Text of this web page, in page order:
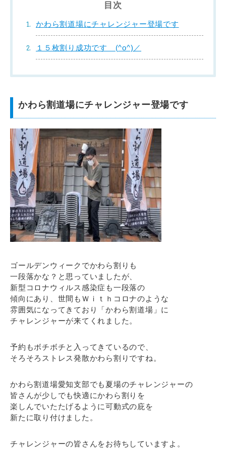
目次
かわら割道場にチャレンジャー登場です
１５枚割り成功です (^o^)／
かわら割道場にチャレンジャー登場です
ゴールデンウィークでかわら割りも
一段落かな？と思っていましたが、
新型コロナウィルス感染症も一段落の
傾向にあり、世間もＷｉｔｈコロナのような
雰囲気になってきており「かわら割道場」に
チャレンジャーが来てくれました。
予約もボチボチと入ってきているので、
そろそろストレス発散かわら割りですね。
かわら割道場愛知支部でも夏場のチャレンジャーの
皆さんが少しでも快適にかわら割りを
楽しんでいたたげるように可動式の庇を
新たに取り付けました。
チャレンジャーの皆さんをお待ちしていますよ。